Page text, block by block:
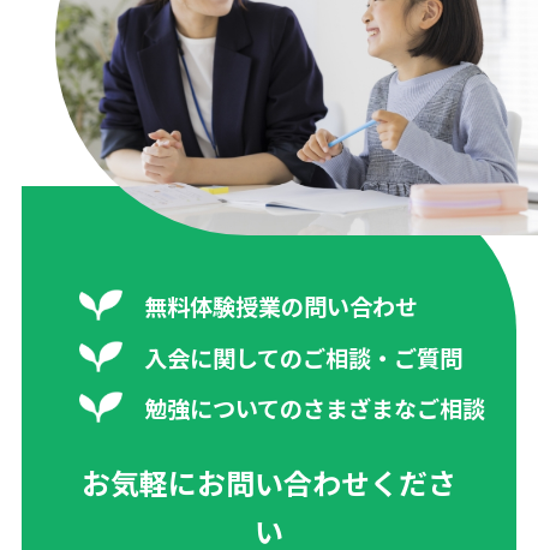
無料体験授業の問い合わせ
入会に関してのご相談・ご質問
勉強についてのさまざまなご相談
お気軽にお問い合わせくださ
い